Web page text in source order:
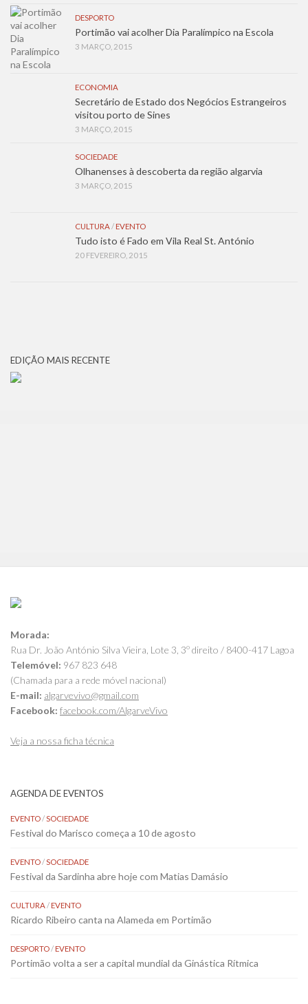
DESPORTO
Portimão vai acolher Dia Paralímpico na Escola
3 MARÇO, 2015
ECONOMIA
Secretário de Estado dos Negócios Estrangeiros
visitou porto de Sines
3 MARÇO, 2015
SOCIEDADE
Olhanenses à descoberta da região algarvia
3 MARÇO, 2015
CULTURA / EVENTO
Tudo isto é Fado em Vila Real St. António
20 FEVEREIRO, 2015
EDIÇÃO MAIS RECENTE
Morada:
Rua Dr. João António Silva Vieira, Lote 3, 3º direito / 8400-417 Lagoa
Telemóvel: 967 823 648
(Chamada para a rede móvel nacional)
E-mail: algarvevivo@gmail.com
Facebook: facebook.com/AlgarveVivo
Veja a nossa ficha técnica
AGENDA DE EVENTOS
EVENTO/SOCIEDADE
Festival do Marisco começa a 10 de agosto
EVENTO/SOCIEDADE
Festival da Sardinha abre hoje com Matias Damásio
CULTURA/EVENTO
Ricardo Ribeiro canta na Alameda em Portimão
DESPORTO/EVENTO
Portimão volta a ser a capital mundial da Ginástica Rítmica